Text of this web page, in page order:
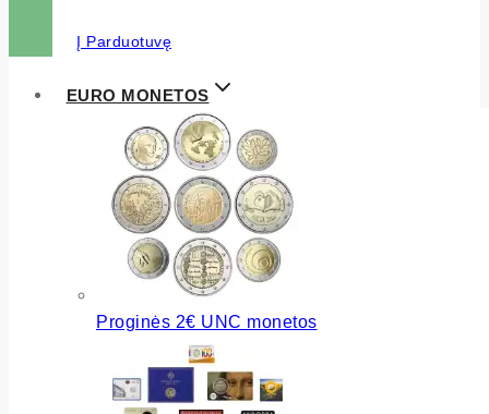
Į Parduotuvę
EURO MONETOS
Proginės 2€ UNC monetos